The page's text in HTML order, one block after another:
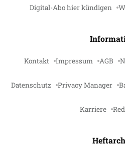
Digital-Abo hier kündigen
Kontakt Impressum AGB
Datenschutz Privacy Manager
Karriere